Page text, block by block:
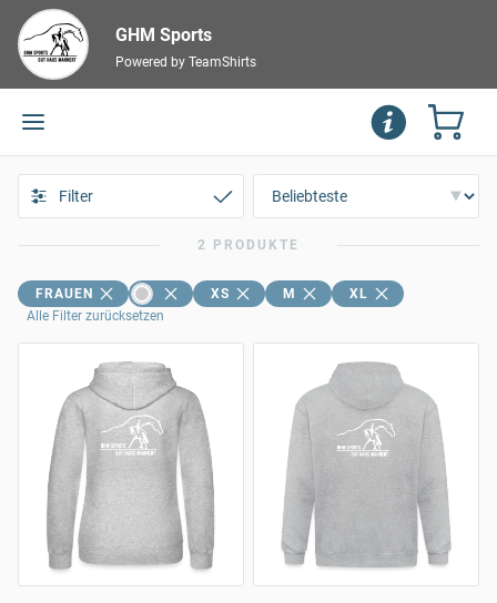
GHM Sports
Powered by TeamShirts
Filter
2 PRODUKTE
FRAUEN XS M
XL
Alle Filter zurücksetzen